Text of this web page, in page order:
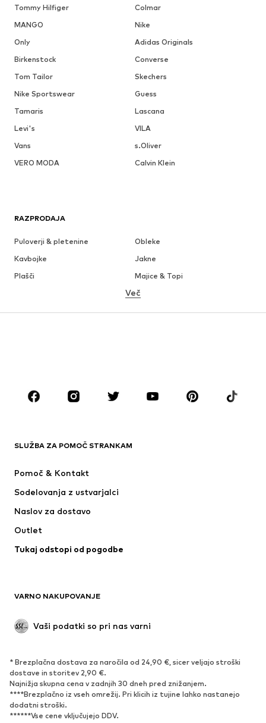
Tommy Hilfiger
Colmar
MANGO
Nike
Only
Adidas Originals
Birkenstock
Converse
Tom Tailor
Skechers
Nike Sportswear
Guess
Tamaris
Lascana
Levi's
VILA
Vans
s.Oliver
VERO MODA
Calvin Klein
RAZPRODAJA
Puloverji & pletenine
Obleke
Kavbojke
Jakne
Plašči
Majice & Topi
Perilo
Krila
Bluze & Tunike
Dodatki
Premium
Novo
Perilo
Plašči
Kopalke & Kopalna moda
'Upcycling'
Novo
Superge
Gležnjarji
Čevlji z visoko peto
Sandali
Več
SLUŽBA ZA POMOČ STRANKAM
Pomoč & Kontakt
Sodelovanja z ustvarjalci
Naslov za dostavo
Outlet
Tukaj odstopi od pogodbe
VARNO NAKUPOVANJE
Vaši podatki so pri nas varni
* Brezplačna dostava za naročila od 24,90 €, sicer veljajo stroški
dostave in storitev 2,90 €.
Najnižja skupna cena v zadnjih 30 dneh pred znižanjem.
****Brezplačno iz vseh omrežij. Pri klicih iz tujine lahko nastanejo
dodatni stroški.
******Vse cene vključujejo DDV.